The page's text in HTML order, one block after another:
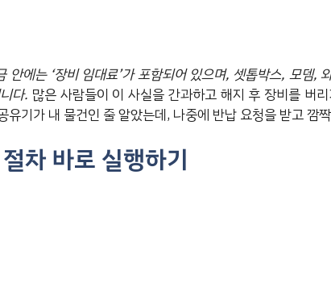
안에는 ‘장비 임대료’가 포함되어 있으며, 셋톱박스, 모뎀,
다. 많은 사람들이 이 사실을 간과하고 해지 후 장비를 버
유기가 내 물건인 줄 알았는데, 나중에 반납 요청을 받고 깜
차 바로 실행하기